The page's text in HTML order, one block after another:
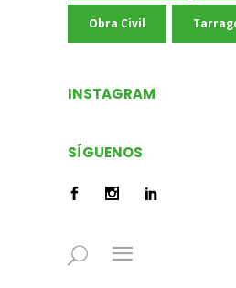
Obra Civil
INSTAGRAM
SÍGUENOS